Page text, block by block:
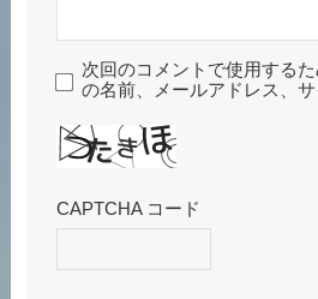
次回のコメントで使用する
の名前、メールアドレス、サ
CAPTCHA コード